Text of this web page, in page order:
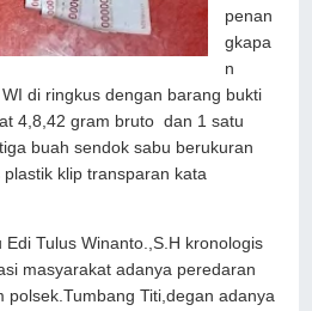
penan
gkapa
n
di ringkus dengan barang bukti
4,8,42 gram bruto dan 1 satu
buah sendok sabu berukuran
klip transparan kata
Tulus Winanto.,S.H kronologis
masyarakat adanya peredaran
polsek.Tumbang Titi,degan adanya